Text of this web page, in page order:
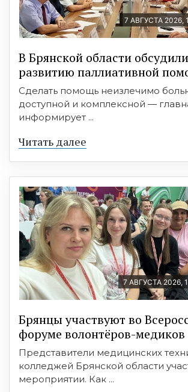
7 АВГУСТА 2026,
В Брянской области
развитию паллиативной
Сделать помощь неизлечимо
доступной и комплексной —
информирует ...
Читать далее
7 АВГУСТА 2026,
Брянцы участвуют во
форуме волонтёров-медиков
Представители медицинских
колледжей Брянской области
мероприятии. Как ...